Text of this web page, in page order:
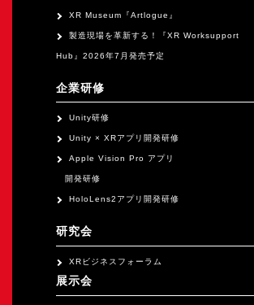
XR Museum『Artlogue』
製造現場を革新する！『XR Worksupport
Hub』2026年7月発売予定
企業研修
Unity研修
Unity × XRアプリ開発研修
Apple Vision Pro アプリ
開発研修
HoloLens2アプリ開発研修
研究会
XRビジネスフォーラム
展示会